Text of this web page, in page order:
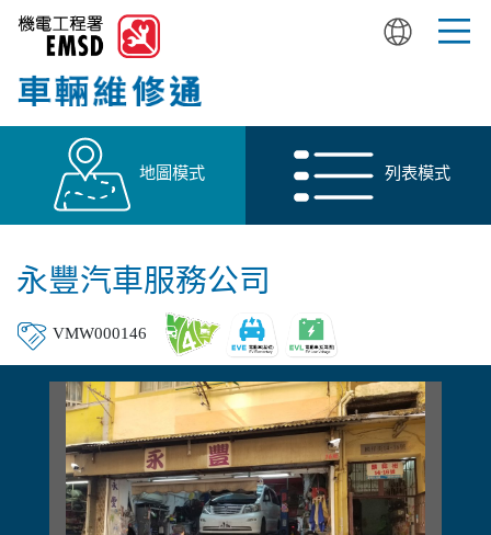
content
地圖模式 列表模式
永豐汽車服務公司
VMW000146